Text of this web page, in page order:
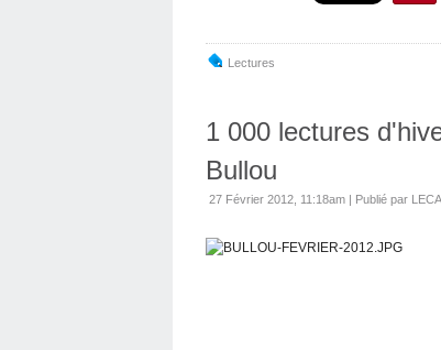
Lectures
1 000 lectures
Bullou
27 Février 2012, 11:18am | Publié par